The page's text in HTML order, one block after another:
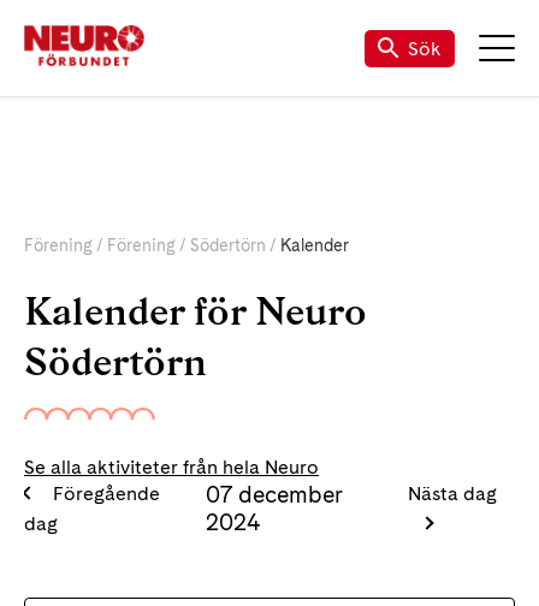
Sök
Förening Förening Södertörn Kalender
Kalender för Neuro
Södertörn
Se alla aktiviteter från hela Neuro
Föregående
dag
07 december
2024
Nästa dag